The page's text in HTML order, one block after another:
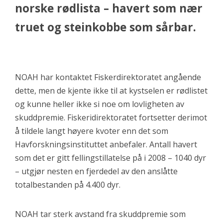
norske rødlista – havert som nær
truet og steinkobbe som sårbar.
NOAH har kontaktet Fiskerdirektoratet angående
dette, men de kjente ikke til at kystselen er rødlistet
og kunne heller ikke si noe om lovligheten av
skuddpremie. Fiskeridirektoratet fortsetter derimot
å tildele langt høyere kvoter enn det som
Havforskningsinstituttet anbefaler. Antall havert
som det er gitt fellingstillatelse på i 2008 – 1040 dyr
– utgjør nesten en fjerdedel av den anslåtte
totalbestanden på 4.400 dyr.
NOAH tar sterk avstand fra skuddpremie som